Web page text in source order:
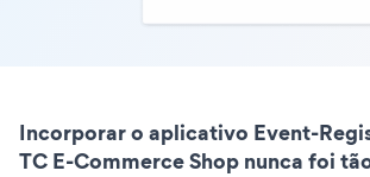
Incorporar o aplicativo Event-
TC E-Commerce Shop nunca foi